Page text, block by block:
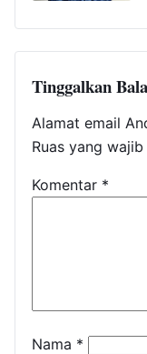
Tinggalkan
Alamat email
Ruas yang
Komentar *
Nama *